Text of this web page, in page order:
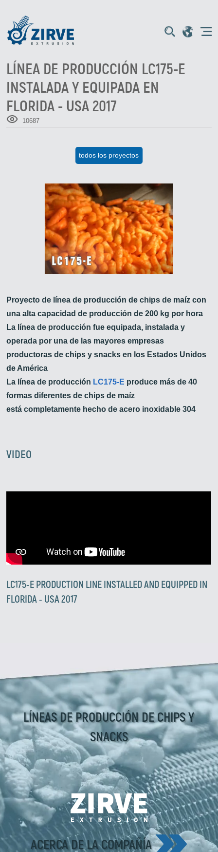
LÍNEA DE PRODUCCIÓN LC175-E
INSTALADA Y EQUIPADA EN
FLORIDA - USA 2017
10687
todos los proyectos
Proyecto de línea de producción de chips de maíz con
una alta capacidad de producción de 200 kg por hora
La línea de producción fue equipada, instalada y
operada por una de las mayores empresas
productoras de chips y snacks en los Estados Unidos
de América
La línea de producción LC175-E produce más de 40
formas diferentes de chips de maíz
está completamente hecho de acero inoxidable 304
VIDEO
LC175-E PRODUCTION LINE INSTALLED AND EQUIPPED IN
FLORIDA - USA 2017
LÍNEAS DE PRODUCCIÓN DE CHIPS Y
SNACKS
ACERCA DE LA COMPAÑÍA